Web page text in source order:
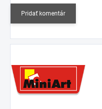
Pridať komentár